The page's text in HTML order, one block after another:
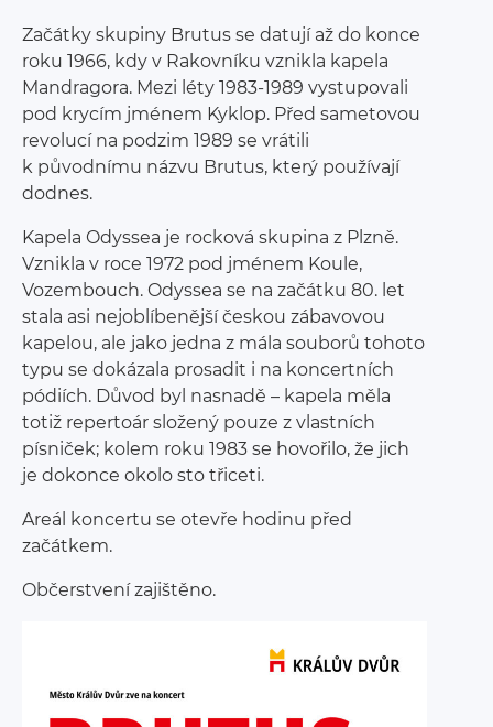
Začátky skupiny Brutus se datují až do konce
roku 1966, kdy v Rakovníku vznikla kapela
Mandragora. Mezi léty 1983-1989 vystupovali
pod krycím jménem Kyklop. Před sametovou
revolucí na podzim 1989 se vrátili
k původnímu názvu Brutus, který používají
dodnes.
Kapela Odyssea je rocková skupina z Plzně.
Vznikla v roce 1972 pod jménem Koule,
Vozembouch. Odyssea se na začátku 80. let
stala asi nejoblíbenější českou zábavovou
kapelou, ale jako jedna z mála souborů tohoto
typu se dokázala prosadit i na koncertních
pódiích. Důvod byl nasnadě – kapela měla
totiž repertoár složený pouze z vlastních
písniček; kolem roku 1983 se hovořilo, že jich
je dokonce okolo sto třiceti.
Areál koncertu se otevře hodinu před
začátkem.
Občerstvení zajištěno.